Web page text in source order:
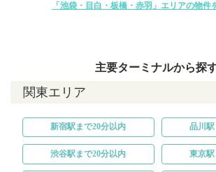
「池袋・目白・板橋・赤羽」エリアの物件
主要ターミナルから探
関東エリア
新宿駅まで20分以内 品川
渋谷駅まで20分以内 東京